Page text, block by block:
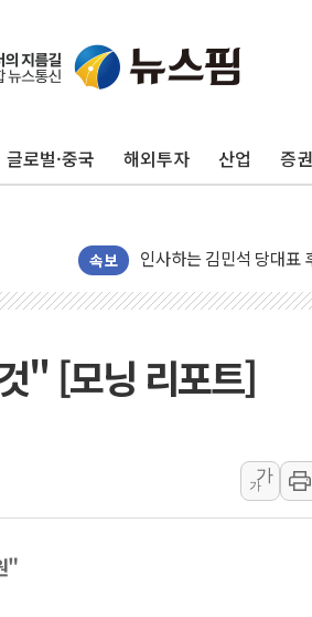
글로벌·중국 해외투자 산업 증
속보
포항시 재난예산 40억
울진·영덕 '호우특보'-
인천 합동연설회 나선
김민석, 2주차 제주·인
[속보] 민주, 제주·인천
[속보] 민주, 인천 경선
이번주 국내 주요 금융일
美, 이란전 출구전략 만
폐기물 수거하다 참변
서울 중랑구 주택가서
李대통령 "결혼 때문에
" [모닝 리포트]
가
가
"